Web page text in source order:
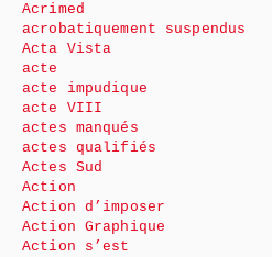
Acrimed
acrobatiquement suspendus
Acta Vista
acte
acte impudique
acte VIII
actes manqués
actes qualifiés
Actes Sud
Action
Action d’imposer
Action Graphique
Action s’est